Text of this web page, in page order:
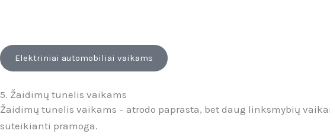
Elektriniai automobiliai vaikams
5. Žaidimų tunelis vaikams
Žaidimų tunelis vaikams – atrodo paprasta, bet daug linksmybių
suteikianti pramoga.